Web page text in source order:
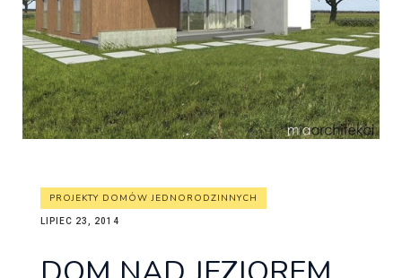
PROJEKTY DOMÓW JEDNORODZINNYCH
LIPIEC 23, 2014